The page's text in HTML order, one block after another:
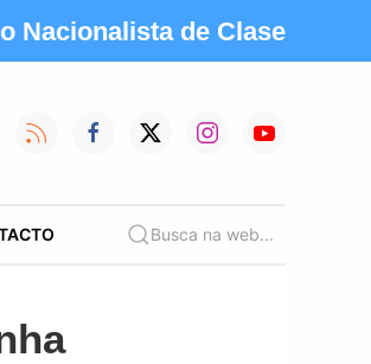
Nacionalista de Clase
Busca na web...